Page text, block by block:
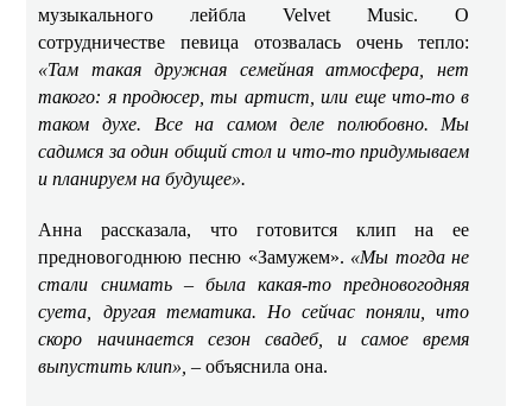
музыкального лейбла Velvet Music. О
сотрудничестве певица отозвалась очень тепло:
«Там такая дружная семейная атмосфера, нет
такого: я продюсер, ты артист, или еще что-то в
таком духе. Все на самом деле полюбовно. Мы
садимся за один общий стол и что-то придумываем
и планируем на будущее».
Анна рассказала, что готовится клип на ее
предновогоднюю песню «Замужем». «Мы тогда не
стали снимать – была какая-то предновогодняя
суета, другая тематика. Но сейчас поняли, что
скоро начинается сезон свадеб, и самое время
выпустить клип», –объяснила она.